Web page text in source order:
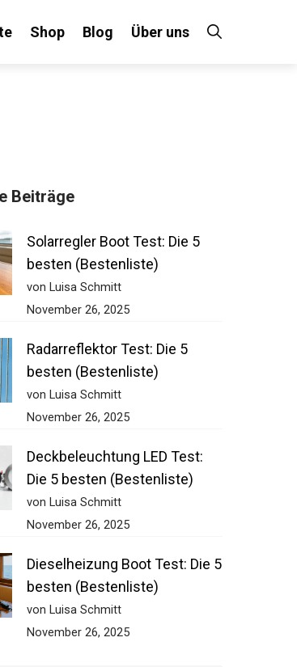
Shop Blog Über uns
Beiträge
Solarregler Boot Test: Die 5
besten (Bestenliste)
von Luisa Schmitt
November 26, 2025
Radarreflektor Test: Die 5
besten (Bestenliste)
von Luisa Schmitt
November 26, 2025
Deckbeleuchtung LED Test:
Die 5 besten (Bestenliste)
von Luisa Schmitt
November 26, 2025
Dieselheizung Boot Test: Die
5 besten (Bestenliste)
von Luisa Schmitt
November 26, 2025